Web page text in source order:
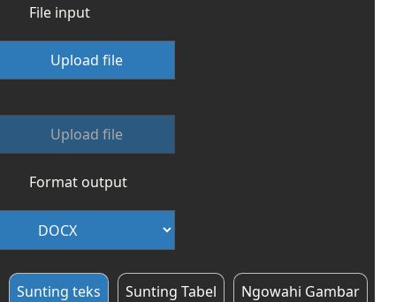
File input
Upload file
Upload file
Format output
Sunting teks Sunting Tabel Ngowahi Gambar